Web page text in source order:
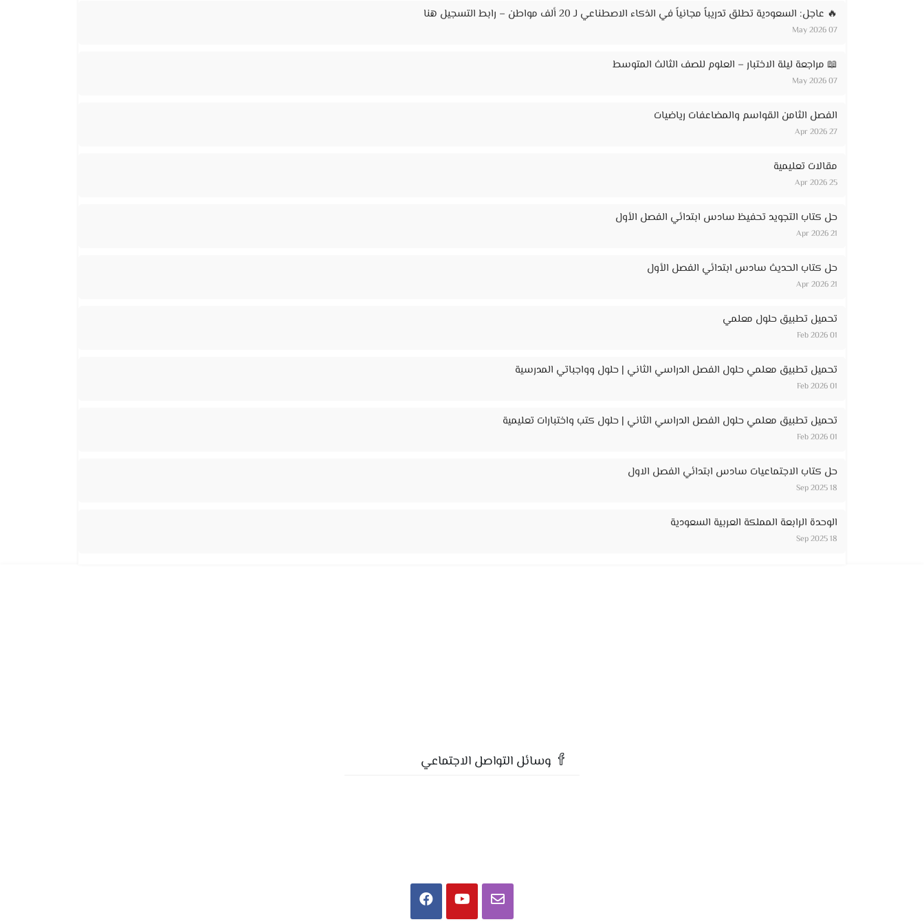
🔥 عاجل: السعودية تطلق تدريباً مجانياً في الذكاء الاصطناعي لـ 20 ألف مواطن – رابط التسجيل هنا
07 May 2026
📖 مراجعة ليلة الاختبار – العلوم للصف الثالث المتوسط
07 May 2026
الفصل الثامن القواسم والمضاعفات رياضيات
27 Apr 2026
مقالات تعليمية
25 Apr 2026
حل كتاب التجويد تحفيظ سادس ابتدائي الفصل الأول
21 Apr 2026
حل كتاب الحديث سادس ابتدائي الفصل الأول
21 Apr 2026
تحميل تطبيق حلول معلمي
01 Feb 2026
تحميل تطبيق معلمي حلول الفصل الدراسي الثاني | حلول وواجباتي المدرسية
01 Feb 2026
تحميل تطبيق معلمي حلول الفصل الدراسي الثاني | حلول كتب واختبارات تعليمية
01 Feb 2026
حل كتاب الاجتماعيات سادس ابتدائي الفصل الاول
18 Sep 2025
الوحدة الرابعة المملكة العربية السعودية
18 Sep 2025
وسائل التواصل الاجتماعي